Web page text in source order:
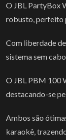
O JBL PartyBox
robusto, perfeito
Com liberdade
sistema sem
O JBL PBM 100
destacando-se
Ambos são
karaokê,